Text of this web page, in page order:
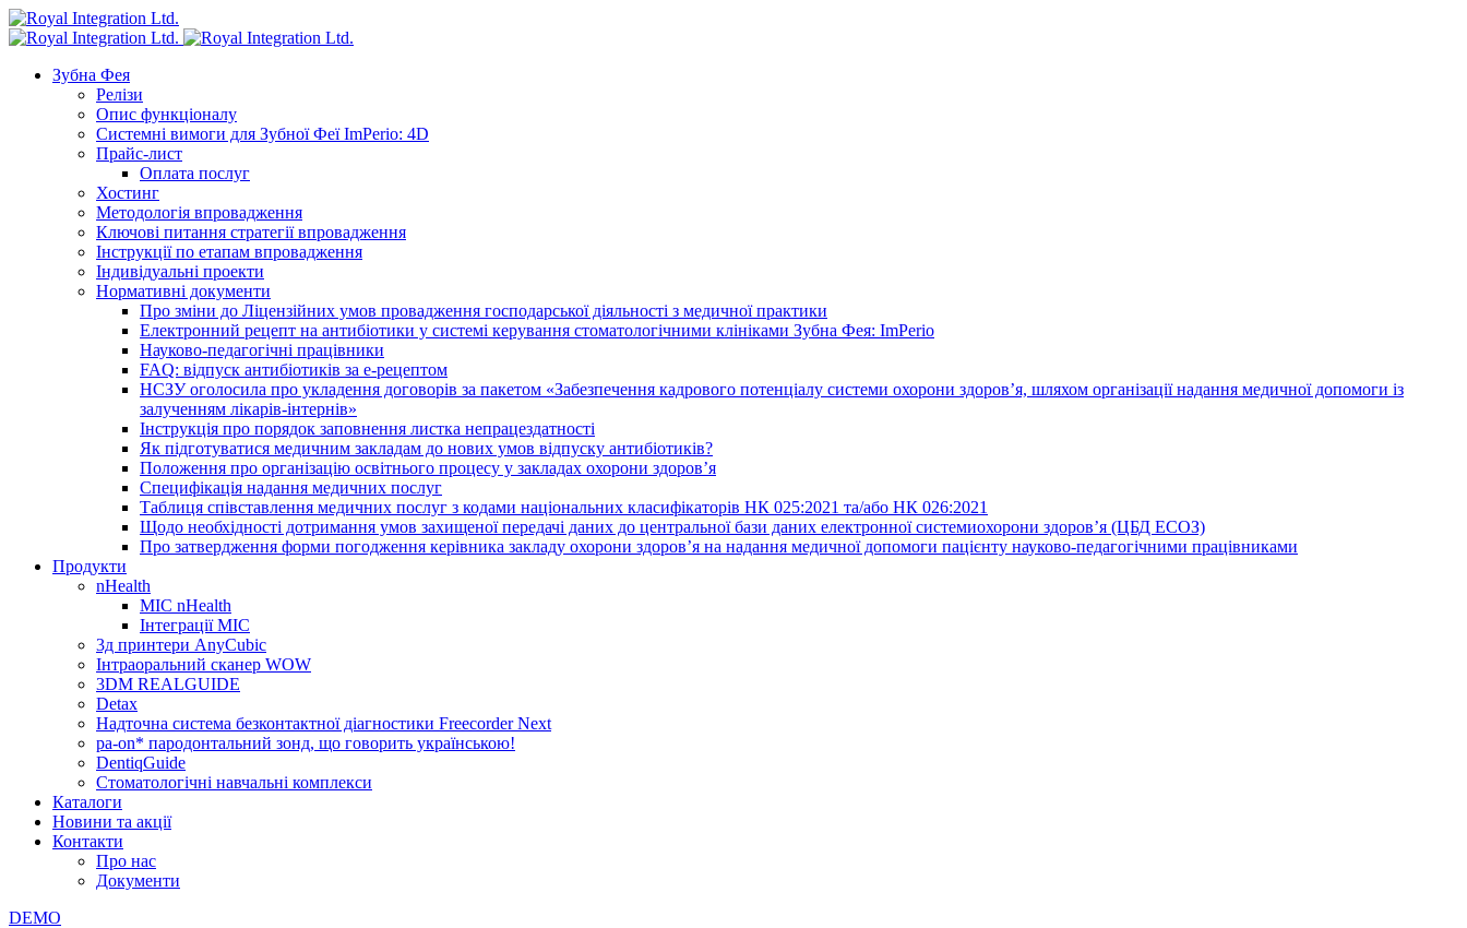
Зубна Фея
Релізи
Опис функціоналу
Системні вимоги для Зубної Феї ImPerio: 4D
Прайс-лист
Оплата послуг
Хостинг
Методологія впровадження
Ключові питання стратегії впровадження
Інструкції по етапам впровадження
Індивідуальні проекти
Нормативні документи
Про зміни до Ліцензійних умов провадження господарської діяльності з медичної практики
Електронний рецепт на антибіотики у системі керування стоматологічними клініками Зубна Фея: ImPerio
Науково-педагогічні працівники
FAQ: відпуск антибіотиків за е-рецептом
НСЗУ оголосила про укладення договорів за пакетом «Забезпечення кадрового потенціалу системи охорони здоров’я, шляхом організації надання медичної допомоги із
залученням лікарів-інтернів»
Інструкція про порядок заповнення листка непрацездатності
Як підготуватися медичним закладам до нових умов відпуску антибіотиків?
Положення про організацію освітнього процесу у закладах охорони здоров’я
Специфікація надання медичних послуг
Таблиця співставлення медичних послуг з кодами національних класифікаторів НК 025:2021 та/або НК 026:2021
Щодо необхідності дотримання умов захищеної передачі даних до центральної бази даних електронної системиохорони здоров’я (ЦБД ЕСОЗ)
Про затвердження форми погодження керівника закладу охорони здоров’я на надання медичної допомоги пацієнту науково-педагогічними працівниками
Продукти
nHealth
МІС nHealth
Інтеграції МІС
3д принтери AnyCubic
Інтраоральний сканер WOW
3DM REALGUIDE
Detax
Надточна система безконтактної діагностики Freecorder Next
pa-on* пародонтальний зонд, що говорить українською!
DentiqGuide
Стоматологічні навчальні комплекси
Каталоги
Новини та акції
Контакти
Про нас
Документи
DEMO